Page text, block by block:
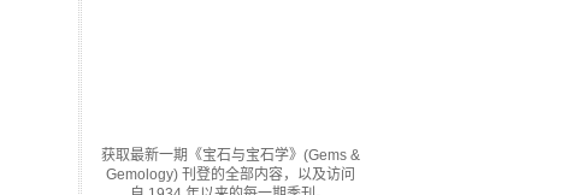
获取最新一期《宝石与宝石学》(Gems &
Gemology) 刊登的全部内容，以及访问